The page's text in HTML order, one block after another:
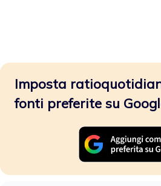
Imposta
fonti preferite su